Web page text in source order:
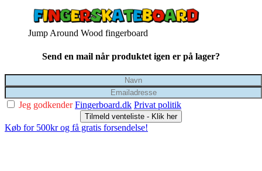
Jump Around Wood fingerboard
Send en mail når produktet igen er på lager?
Jeg godkenderFingerboard.dk Privat politik
Tilmeld venteliste - Klik her
Køb for 500kr og få gratis forsendelse!